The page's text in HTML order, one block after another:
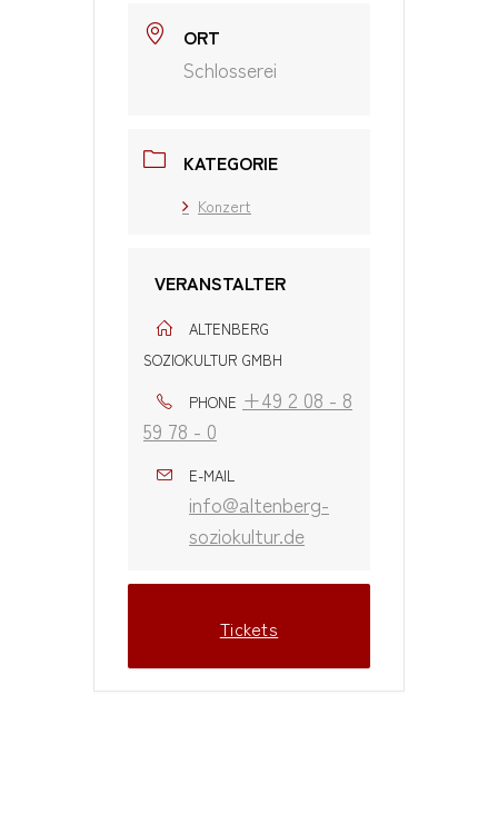
ORT
Schlosserei
KATEGORIE
Konzert
VERANSTALTER
ALTENBERG
SOZIOKULTUR GMBH
PHONE +49 2 08 - 8
59 78 - 0
E-MAIL
info@altenberg-
soziokultur.de
Tickets